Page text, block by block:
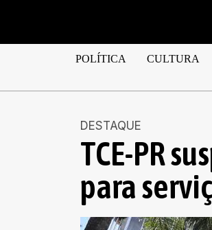
POLÍTICA CULTURA
DESTAQUE
TCE-PR
para